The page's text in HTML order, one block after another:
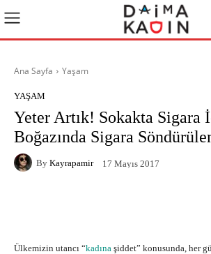
Ana Sayfa Yaşam
YAŞAM
Yeter Artık! Sokakta Sigara
Boğazında Sigara
By Kayrapamir 17 Mayıs 2017
Ülkemizin utancı “kadına şiddet” konusunda, her